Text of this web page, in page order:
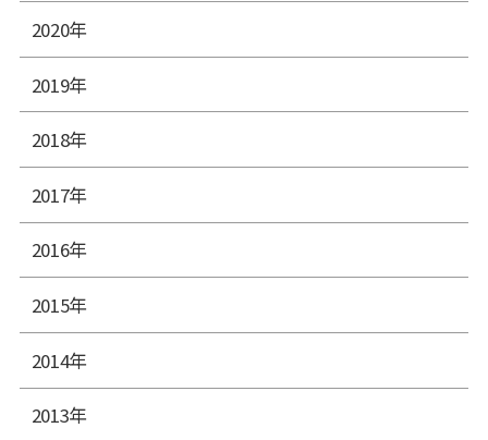
2020年
2019年
2018年
2017年
2016年
2015年
2014年
2013年